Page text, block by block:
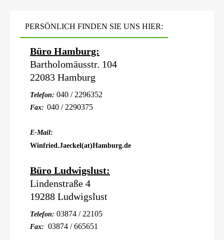
PERSÖNLICH FINDEN SIE UNS HIER:
Büro Hamburg:
Bartholomäusstr. 104
22083 Hamburg
Telefon: 040 / 2296352
Fax: 040 / 2290375
E-Mail:
Winfried.Jaeckel(at)Hamburg.de
Büro Ludwigslust:
Lindenstraße 4
19288 Ludwigslust
Telefon: 03874 / 22105
Fax: 03874 / 665651